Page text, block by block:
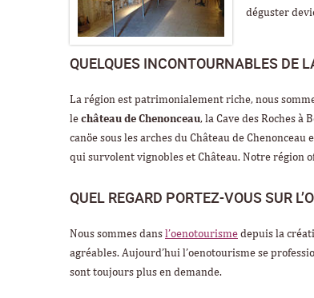
déguster
QUELQUES INCONTOURNABLES DE
La région est patrimonialement riche, nous
le château de Chenonceau, la Cave des Roches à
canöe sous les arches du Château de
qui survolent vignobles et Château. Notre région
QUEL REGARD PORTEZ-VOUS SUR
Nous sommes dans l’oenotourisme depuis la
agréables. Aujourd’hui l’oenotourisme se
sont toujours plus en demande.